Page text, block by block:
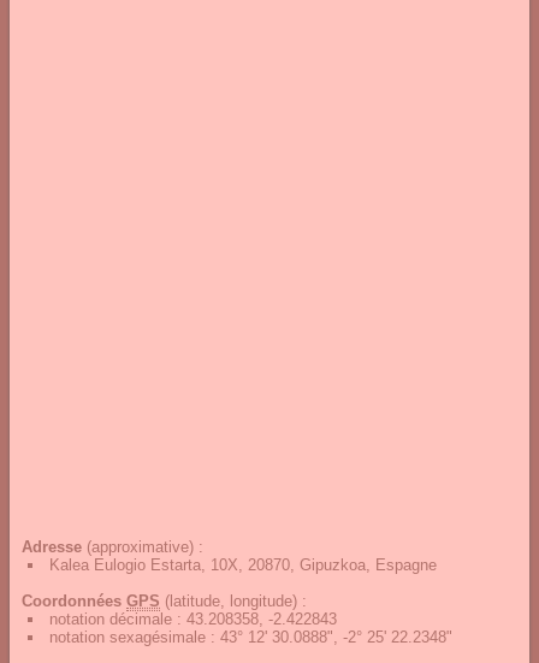
Adresse (approximative) :
Kalea Eulogio Estarta, 10X, 20870, Gipuzkoa, Espagne
Coordonnées GPS (latitude, longitude) :
notation décimale : 43.208358, -2.422843
notation sexagésimale : 43° 12' 30.0888", -2° 25' 22.2348"